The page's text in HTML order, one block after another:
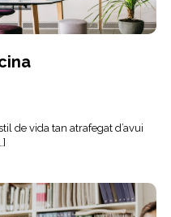
de vida tan atrafegat d’avui